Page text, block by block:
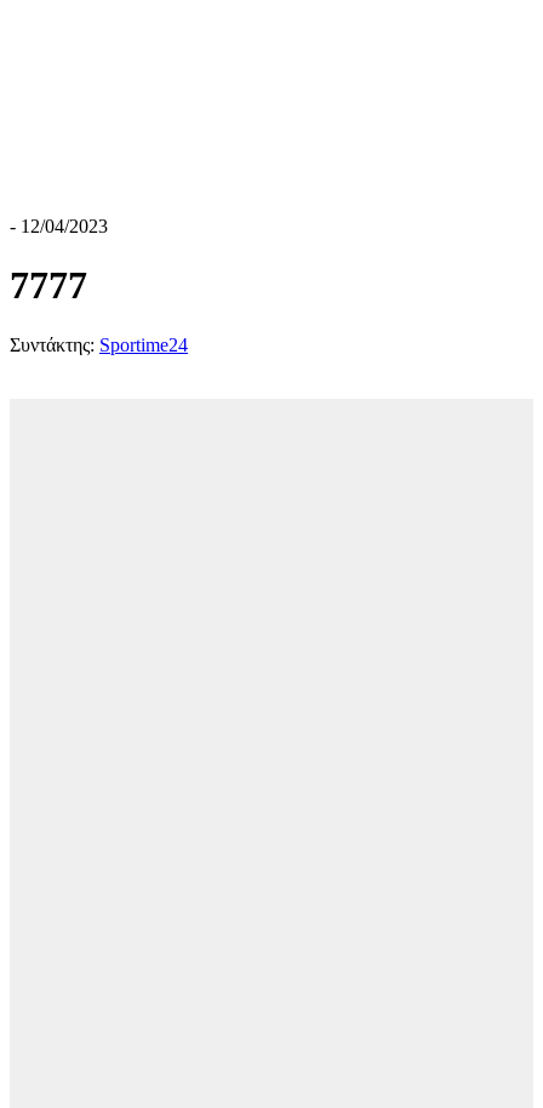
- 12/04/2023
7777
Συντάκτης: Sportime24